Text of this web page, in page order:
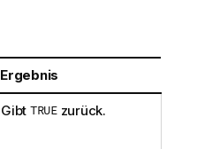
Ergebnis
Gibt TRUEzurück.